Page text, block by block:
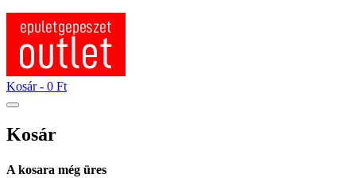
Kosár - 0 Ft
Kosár
A kosara még üres